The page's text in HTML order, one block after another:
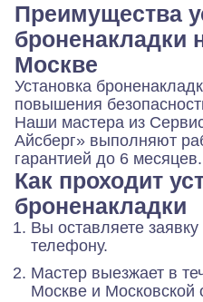
Преимущества
броненакладки
Москве
Установка
повышения
Наши мастера из
Айсберг» выполняют
гарантией до 6 месяцев.
Как проходит
броненакладки
Вы оставляете
телефону.
Мастер выезжает в
Москве и Московской